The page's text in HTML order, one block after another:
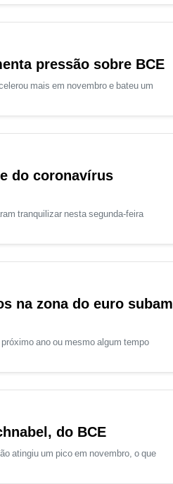
pressão sobre BCE
mais em novembro e bateu um
do coronavírus
tranquilizar nesta segunda-feira
na zona do euro subam
ano ou mesmo algum tempo
do BCE
atingiu um pico em novembro, o que